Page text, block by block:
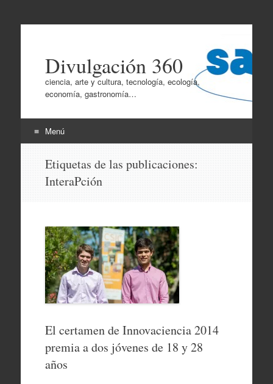
Divulgación 360
ciencia, arte y cultura, tecnología, ecología,
economía, gastronomía…
Menú
contenido
Etiquetas de las publicaciones:
InteraPción
El certamen de Innovaciencia 2014
premia a dos jóvenes de 18 y 28
años